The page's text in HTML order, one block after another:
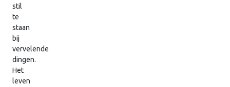
stil
te
staan
bij
vervelende
dingen.
Het
leven